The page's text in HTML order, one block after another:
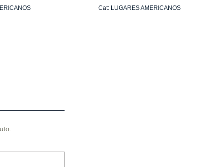
Cat: LUGARES AMERICANOS